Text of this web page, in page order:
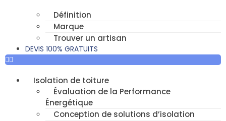
Définition
Marque
Trouver un artisan
DEVIS 100% GRATUITS
Isolation de toiture
Évaluation de la Performance
Énergétique
Conception de solutions d’isolation